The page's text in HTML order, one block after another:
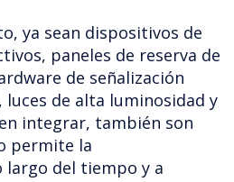
ya sean dispositivos de
paneles de reserva de
de señalización
de alta luminosidad y
integrar, también son
permite la
largo del tiempo y a